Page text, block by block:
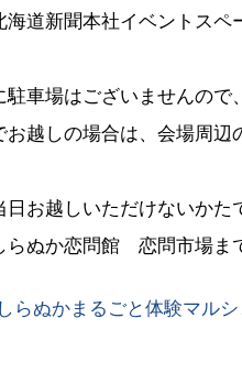
道新聞本社イベントス
車場はございませんので
越しの場合は、会場周辺
日お越しいただけないかた
らぬか恋問館 恋問市場ま
しらぬかまるごと体験マル